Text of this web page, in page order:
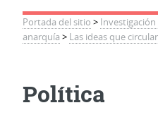
Portada del sitio >
anarquía > Las ideas que
Política